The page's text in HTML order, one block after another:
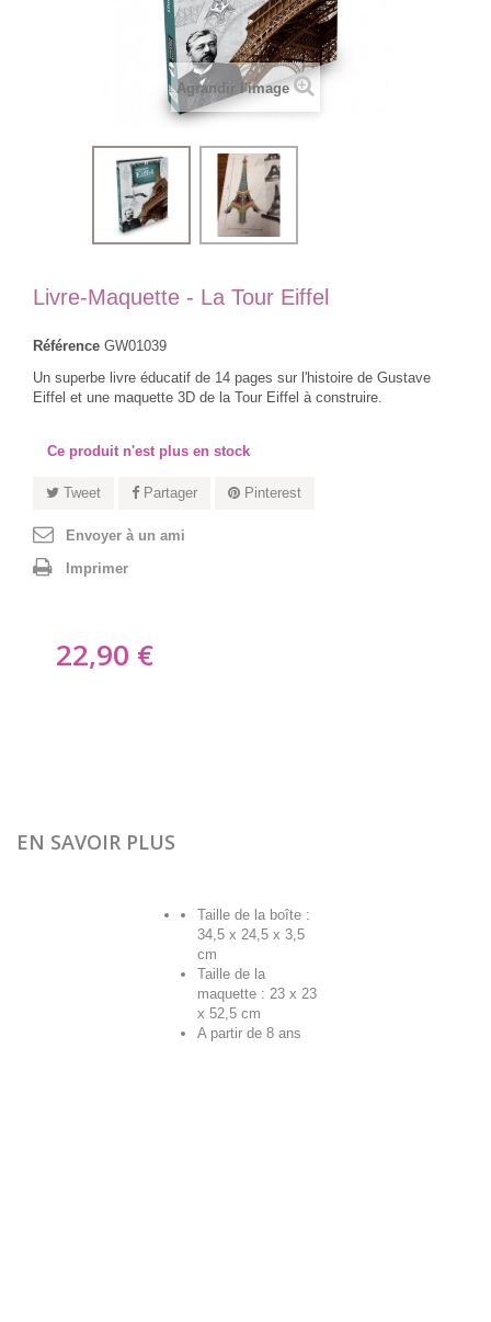
Agrandir l'image
Livre-Maquette - La Tour Eiffel
Référence GW01039
Un superbe livre éducatif de 14 pages sur l'histoire de Gustave
Eiffel et une maquette 3D de la Tour Eiffel à construire.
Ce produit n'est plus en stock
Tweet Partager Pinterest
Envoyer à un ami
Imprimer
22,90 €
EN SAVOIR PLUS
Taille de la boîte :
34,5 x 24,5 x 3,5
cm
Taille de la
maquette : 23 x 23
x 52,5 cm
A partir de 8 ans